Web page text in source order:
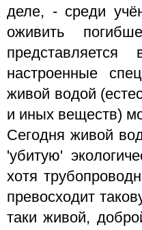
деле, - среди
оживить
настроенные
живой водой
и иных веществ)
Сегодня живой
'убитую'
хотя
превосходит
таки живой,